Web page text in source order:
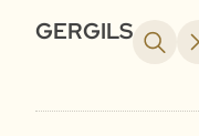
GERGILS